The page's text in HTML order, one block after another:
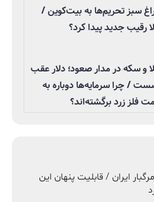
سبز تحریم‌ها به بیت‌کوین /
رقیب جدید پیدا کرد؟
و سکه در مدار صعود؛ دلار عقب
/ چرا سرمایه‌ها دوباره به
فلز زرد برگشته‌اند؟
ایران / قابلیت پنهان این